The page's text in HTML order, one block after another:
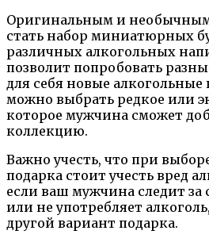
Оригинальным и
стать набор миниатюрных
различных алкогольных
позволит попробовать
для себя новые
можно выбрать редкое или
которое мужчина сможет
коллекцию.
Важно учесть, что при
подарка стоит учесть вред
если ваш мужчина следит за
или не употребляет
другой вариант подарка.